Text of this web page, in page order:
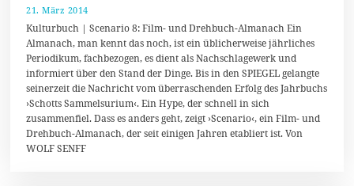
21. März 2014
5
.
M
ä
r
2
0
1
4
Kulturbuch | Scenario 8: Film- und Drehbuch-Almanach Ein
Almanach, man kennt das noch, ist ein üblicherweise jährliches
Periodikum, fachbezogen, es dient als Nachschlagewerk und
informiert über den Stand der Dinge. Bis in den SPIEGEL gelangte
seinerzeit die Nachricht vom überraschenden Erfolg des Jahrbuchs
›Schotts Sammelsurium‹. Ein Hype, der schnell in sich
zusammenfiel. Dass es anders geht, zeigt ›Scenario‹, ein Film- und
Drehbuch-Almanach, der seit einigen Jahren etabliert ist. Von
WOLF SENFF